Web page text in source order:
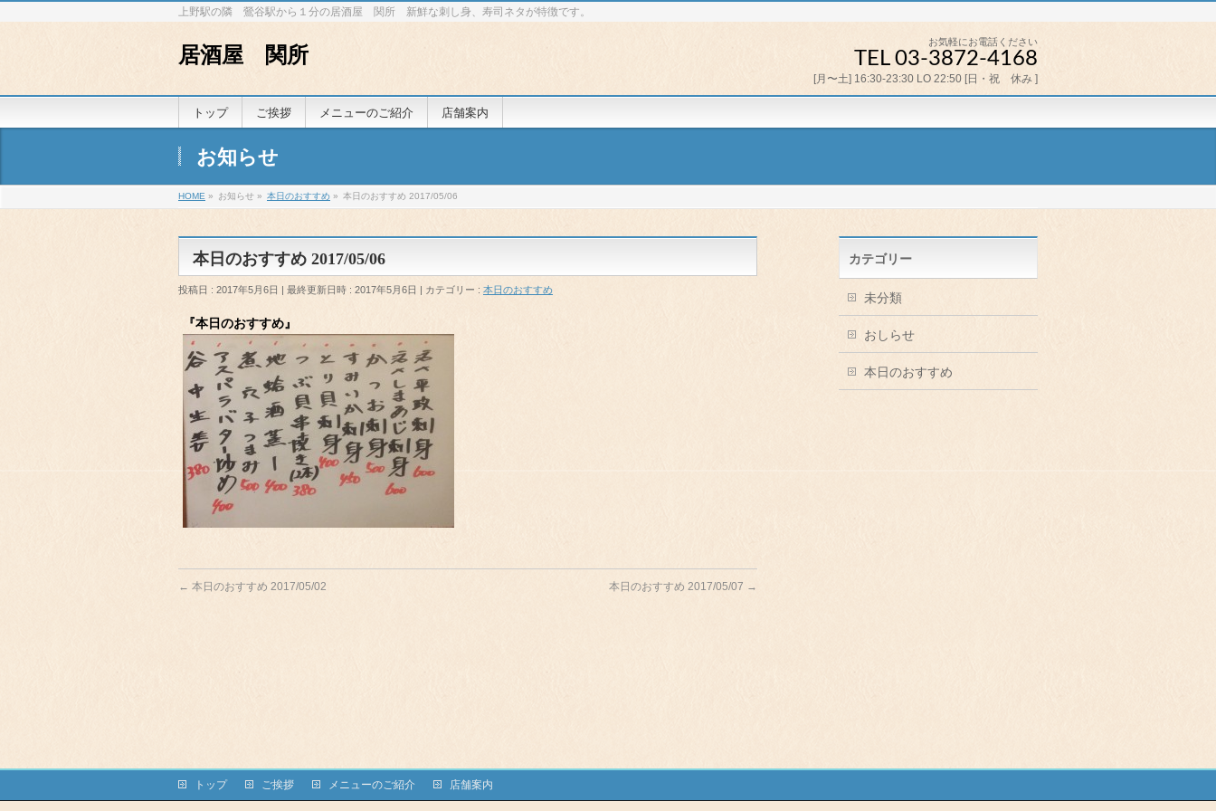
上野駅の隣 鶯谷駅から１分の居酒屋 関所 新鮮な刺し身、寿司ネタが特徴です。
居酒屋 関所
お気軽にお電話ください
TEL 03-3872-4168
[月〜土] 16:30-23:30 LO 22:50 [日・祝 休み ]
トップ ご挨拶 メニューのご紹介 店舗案内
お知らせ
HOME » お知らせ » 本日のおすすめ » 本日のおすすめ 2017/05/06
本日のおすすめ 2017/05/06
投稿日 : 2017年5月6日 最終更新日時 : 2017年5月6日 カテゴリー : 本日のおすすめ
『本日のおすすめ』
← 本日のおすすめ 2017/05/02 本日のおすすめ 2017/05/07 →
カテゴリー
未分類
おしらせ
本日のおすすめ
トップ ご挨拶 メニューのご紹介 店舗案内